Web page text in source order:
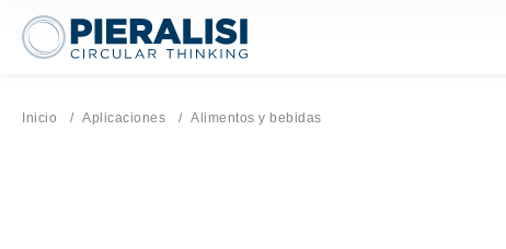
Pieralisi Maip Spa
Inicio Aplicaciones Página actual:
Alimentos y bebidas